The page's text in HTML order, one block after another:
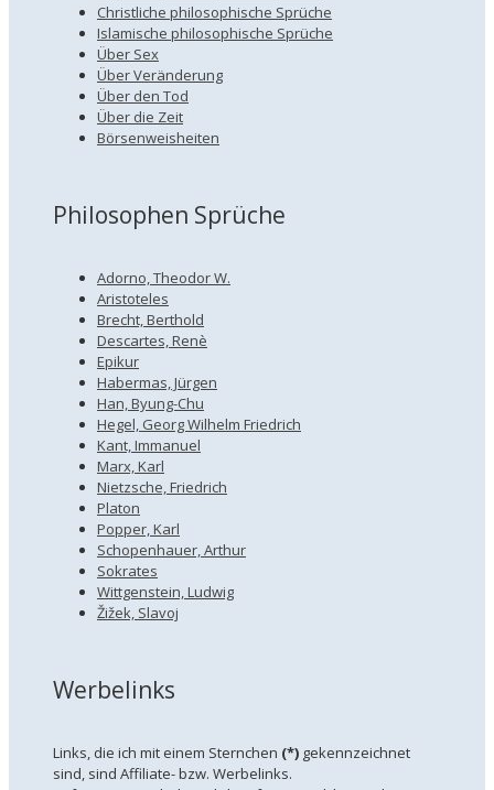
Christliche philosophische Sprüche
Islamische philosophische Sprüche
Über Sex
Über Veränderung
Über den Tod
Über die Zeit
Börsenweisheiten
Philosophen Sprüche
Adorno, Theodor W.
Aristoteles
Brecht, Berthold
Descartes, Renè
Epikur
Habermas, Jürgen
Han, Byung-Chu
Hegel, Georg Wilhelm Friedrich
Kant, Immanuel
Marx, Karl
Nietzsche, Friedrich
Platon
Popper, Karl
Schopenhauer, Arthur
Sokrates
Wittgenstein, Ludwig
Žižek, Slavoj
Werbelinks
Links, die ich mit einem Sternchen (*) gekennzeichnet
sind, sind Affiliate- bzw. Werbelinks.